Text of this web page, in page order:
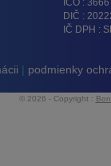
IČO :
DIČ :
IČ DPH :
| podmienky
© 2026 - Copyright :